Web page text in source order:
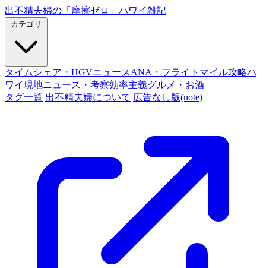
出不精夫婦の 「摩擦ゼロ」 ハワイ雑記
タイムシェア・HGVニュースANA・フライトマイル攻略ハ
ワイ現地ニュース・考察効率主義グルメ・お酒
タグ一覧 出不精夫婦について 広告なし版(note)